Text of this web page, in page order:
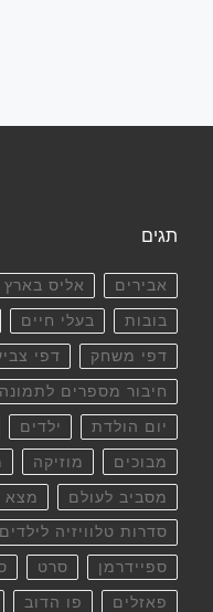
תגים
אבירים אליס
בובות בעלי חיים
דפי משחק דפי
חיבור מספרים לתמונה
יום הולדת ילדים
מבוכים מוזיקה
מסביב לעולם מצא
סדרות טלוויזיה לילדים
ספיידרמן סרט
פאזלים פו הדוב